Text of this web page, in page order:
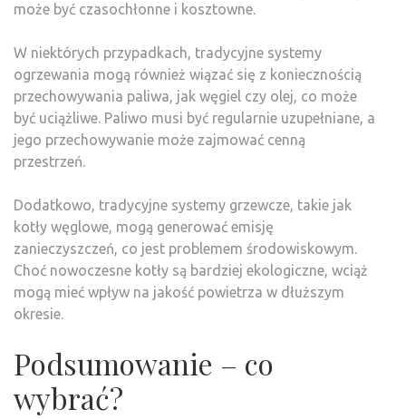
może być czasochłonne i kosztowne.
W niektórych przypadkach, tradycyjne systemy
ogrzewania mogą również wiązać się z koniecznością
przechowywania paliwa, jak węgiel czy olej, co może
być uciążliwe. Paliwo musi być regularnie uzupełniane, a
jego przechowywanie może zajmować cenną
przestrzeń.
Dodatkowo, tradycyjne systemy grzewcze, takie jak
kotły węglowe, mogą generować emisję
zanieczyszczeń, co jest problemem środowiskowym.
Choć nowoczesne kotły są bardziej ekologiczne, wciąż
mogą mieć wpływ na jakość powietrza w dłuższym
okresie.
Podsumowanie – co
wybrać?